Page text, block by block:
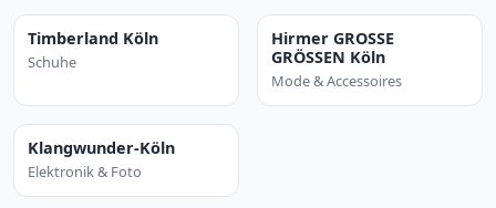
Timberland Köln
Schuhe
Hirmer GROSSE
GRÖSSEN Köln
Mode & Accessoires
Klangwunder-Köln
Elektronik & Foto